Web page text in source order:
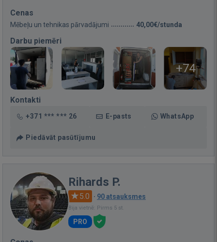
Cenas
Mēbeļu un tehnikas pārvadājumi 40,00€/stunda
Darbu piemēri
+74
Kontakti
+371 *** *** 26 E-pasts WhatsApp
Piedāvāt pasūtījumu
Rihards P.
5.0 · 90 atsauksmes
Bija vietnē: Pirms 5 st.
PRO